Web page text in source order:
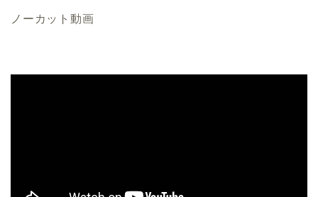
ノーカット動画